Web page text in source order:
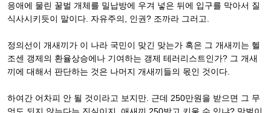
응애에 물린 꿀벌 개체를 밀납방에 우겨 넣은 뒤에 입구를 막아서 질
식사시키듯이 말이다. 자유주의, 인권? 조까라 그러고.
정의선이 개새끼가 이 나라 국민이 맞긴 맞는가 혹은 그 개새끼는 헬
조센 갱제의 환율상승에나 기여하는 갱제 테러리스트인가? 그 개새
끼에 대해서 판단하는 것은 나머지 개새끼들의 몫인 것이다.
하여간 어차피 안 될 것이라고 보지만. 근데 250만원을 받으면 그 무